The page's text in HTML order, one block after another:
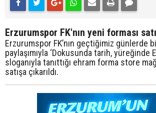
Erzurumspor FK'nın yeni forması
Erzurumspor FK’nın geçtiğimiz günlerde
paylaşımıyla ‘Dokusunda tarih, yüreğinde
sloganıyla tanıttığı ehram forma store
satışa çıkarıldı.